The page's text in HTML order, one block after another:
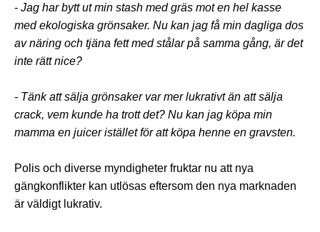
- Jag har bytt ut min stash med gräs mot en hel kasse
med ekologiska grönsaker. Nu kan jag få min dagliga dos
av näring och tjäna fett med stålar på samma gång, är det
inte rätt nice?
- Tänk att sälja grönsaker var mer lukrativt än att sälja
crack, vem kunde ha trott det? Nu kan jag köpa min
mamma en juicer istället för att köpa henne en gravsten.
Polis och diverse myndigheter fruktar nu att nya
gängkonflikter kan utlösas eftersom den nya marknaden
är väldigt lukrativ.